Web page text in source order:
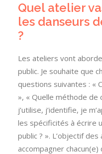
Quel atelier
les danseurs
?
Les ateliers vont
public. Je souhaite que
questions suivantes : «
», « Quelle méthode de
j’utilise, j’identifie, je
les spécificités à écrire
public ? ». L’objectif
accompagner